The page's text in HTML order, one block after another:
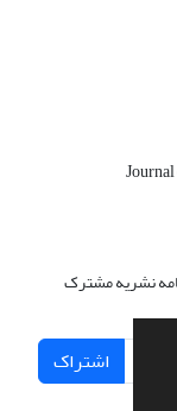
نشریه مشترک
اشتراک